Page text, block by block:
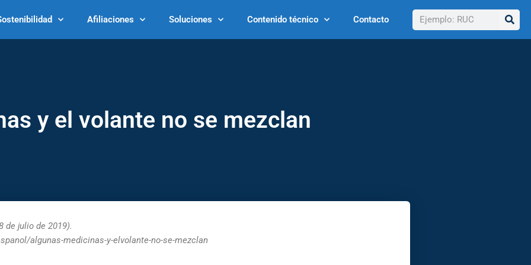
Afiliaciones Soluciones Contenido técnico Contacto Buscar
y el volante no se mezclan
de julio de 2019).
algunas-medicinas-y-elvolante-no-se-mezclan